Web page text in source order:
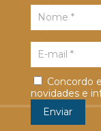
Concordo
novidades e